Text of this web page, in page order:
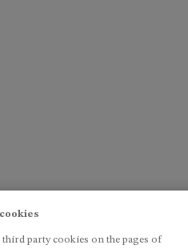
third party cookies on the pages of